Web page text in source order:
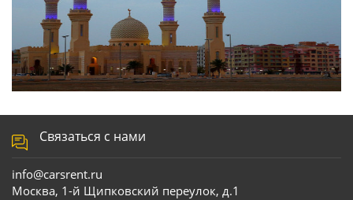
Связаться с нами
info@carsrent.ru
Москва, 1-й Щипковский переулок, д.1